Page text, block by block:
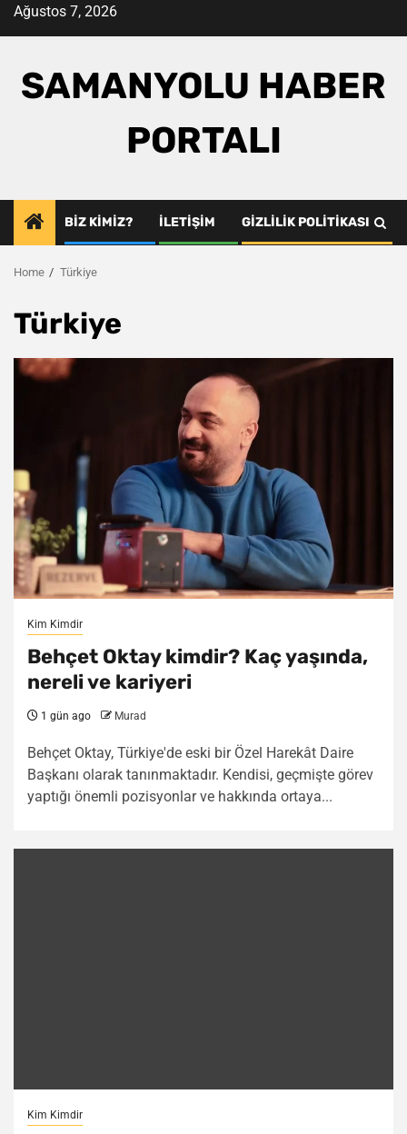
SkipAğustos 7, 2026
SAMANYOLU HABER
PORTALI
BIZ KIMIZ? İLETIŞIM GIZLILIK POLITIKASI
Home Türkiye
Türkiye
Kim Kimdir
Behçet Oktay kimdir? Kaç yaşında,
nereli ve kariyeri
1 gün ago Murad
Behçet Oktay, Türkiye'de eski bir Özel Harekât Daire
Başkanı olarak tanınmaktadır. Kendisi, geçmişte görev
yaptığı önemli pozisyonlar ve hakkında ortaya...
Kim Kimdir